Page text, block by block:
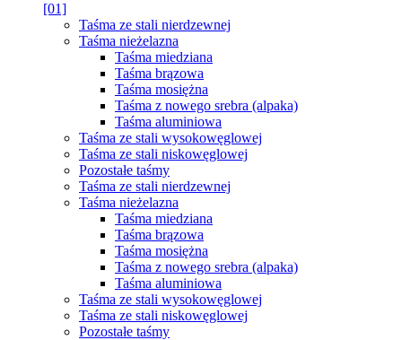
[01]
Taśma ze stali nierdzewnej
Taśma nieżelazna
Taśma miedziana
Taśma brązowa
Taśma mosiężna
Taśma z nowego srebra (alpaka)
Taśma aluminiowa
Taśma ze stali wysokowęglowej
Taśma ze stali niskowęglowej
Pozostałe taśmy
Taśma ze stali nierdzewnej
Taśma nieżelazna
Taśma miedziana
Taśma brązowa
Taśma mosiężna
Taśma z nowego srebra (alpaka)
Taśma aluminiowa
Taśma ze stali wysokowęglowej
Taśma ze stali niskowęglowej
Pozostałe taśmy